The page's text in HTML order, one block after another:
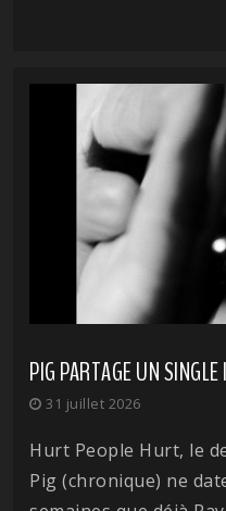
PIG PARTAGE UN
31 juillet 2026
Hurt People Hurt, le
Pig (chronique) ne